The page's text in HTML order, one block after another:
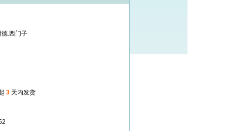
德.西门子
3 天内发货